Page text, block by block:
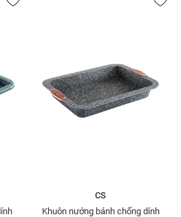
CS
Khuôn nướng bánh chống dính